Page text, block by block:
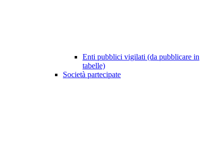
Enti pubblici vigilati (da pubblicare in
tabelle)
Società partecipate